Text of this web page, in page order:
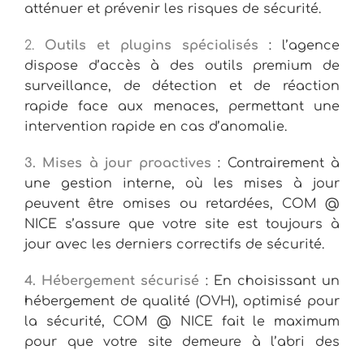
atténuer et prévenir les risques de sécurité.
2. Outils et plugins spécialisés: l’agence
dispose d’accès à des outils premium de
surveillance, de détection et de réaction
rapide face aux menaces, permettant une
intervention rapide en cas d’anomalie.
3. Mises à jour proactives : Contrairement à
une gestion interne, où les mises à jour
peuvent être omises ou retardées, COM @
NICE s’assure que votre site est toujours à
jour avec les derniers correctifs de sécurité.
4. Hébergement sécurisé : En choisissant un
hébergement de qualité (OVH), optimisé pour
la sécurité, COM @ NICE fait le maximum
pour que votre site demeure à l’abri des